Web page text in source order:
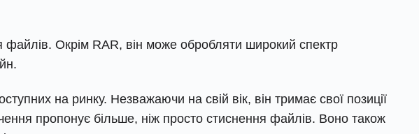
Окрім RAR, він може обробляти широкий спектр
на ринку. Незважаючи на свій вік, він тримає свої позиції
пропонує більше, ніж просто стиснення файлів. Воно також